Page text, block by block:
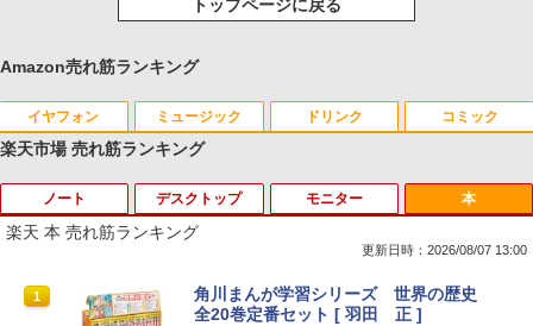
トップページに戻る
Amazon売れ筋ランキング
イヤフォン
Anker Soundcore P40i オフホワイト
￥7,990
ミュージック
BRUCE WAYNE feat. Flo Milli, ATL Jacob
[Explicit]
ドリンク
【Amazon.co.jp限定】 い・ろ・は・す 2L P
ET ラベルレス ×8本
コミック
薬屋のひとりごと 17巻 (デジタル版ビッグガ
ンガンコミックス)
楽天市場 売れ筋ランキング
ノート
1
【楽天1位常連】【新品】 2026年最新モ
デル ノートパソコン パソコン JIS 日本
デスクトップ
1
HP EliteDesk800 G4 SFF オフィス付き
Corei5-8500 / メモリ16GB / HDD500GB
モニター
1
DELL デル・テクノロジーズ Dell Pro 2
3.8 ディスプレイ E2425HM 【法人限
本
楽天 本 売れ筋ランキング
更新日時：2026/08/07 13:00
1
角川まんが学習シリーズ 世界の歴史
全20巻定番セット [ 羽田 正 ]